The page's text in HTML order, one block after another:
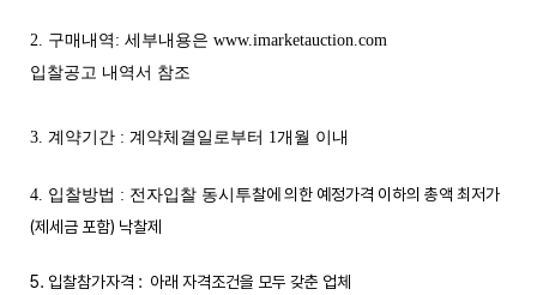
2. 구매내역: 세부내용은 www.imarketauction.com
입찰공고 내역서 참조
3. 계약기간 : 계약체결일로부터 1개월 이내
4. 입찰방법 : 전자입찰 동시투찰에 의한 예정가격 이하의 총액 최저가
(제세금 포함) 낙찰제
5. 입찰참가자격 : 아래 자격조건을 모두 갖춘 업체